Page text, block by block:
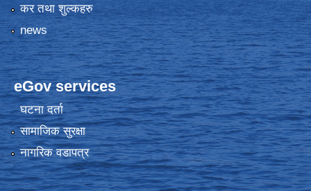
कर तथा शुल्कहरु
news
eGov services
घटना दर्ता
सामाजिक सुरक्षा
नागरिक वडापत्र